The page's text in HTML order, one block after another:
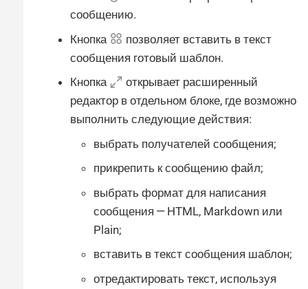
сообщению.
Кнопка
позволяет вставить в текст
сообщения готовый шаблон.
Кнопка
открывает расширенный
редактор в отдельном блоке, где возможно
выполнить следующие действия:
выбрать получателей сообщения;
прикрепить к сообщению файл;
выбрать формат для написания
сообщения — HTML, Markdown или
Plain;
вставить в текст сообщения шаблон;
отредактировать текст, используя